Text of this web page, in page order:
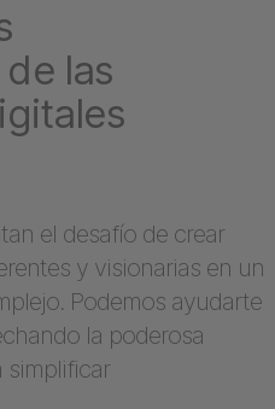
las
el desafío de crear
y visionarias en un
Podemos ayudarte
la poderosa
simplificar